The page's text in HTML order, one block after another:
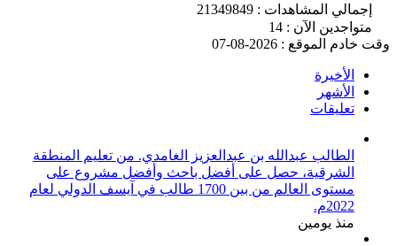
إجمالي المشاهدات : 21349849
متواجدين الآن : 14
وقت خادم الموقع : 2026-08-07
الأخيرة
الأشهر
تعليقات
الطالب عبدالله بن عبدالعزيز الغامدي. من تعليم المنطقة
الشرقية، حصل على أفضل باحث وأفضل مشروع على
مستوى العالم من بين 1700 طالب في آيسف الدولي لعام
2022م.
منذ يومين